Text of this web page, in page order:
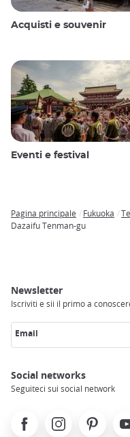
Acquisti e souvenir
Eventi e festival
Breadcrumb
Pagina principale Fukuoka
Dazaifu Tenman-gu
Newsletter
Iscriviti e sii il primo a
Email
Social networks
Seguiteci sui social network
FacebookInstagramPinterest